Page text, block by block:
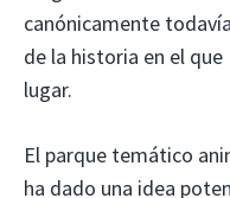
canónicamente
de la historia en el que
lugar.
El parque temático
ha dado una idea